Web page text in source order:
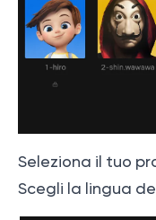
Seleziona il tuo
Scegli la lingua